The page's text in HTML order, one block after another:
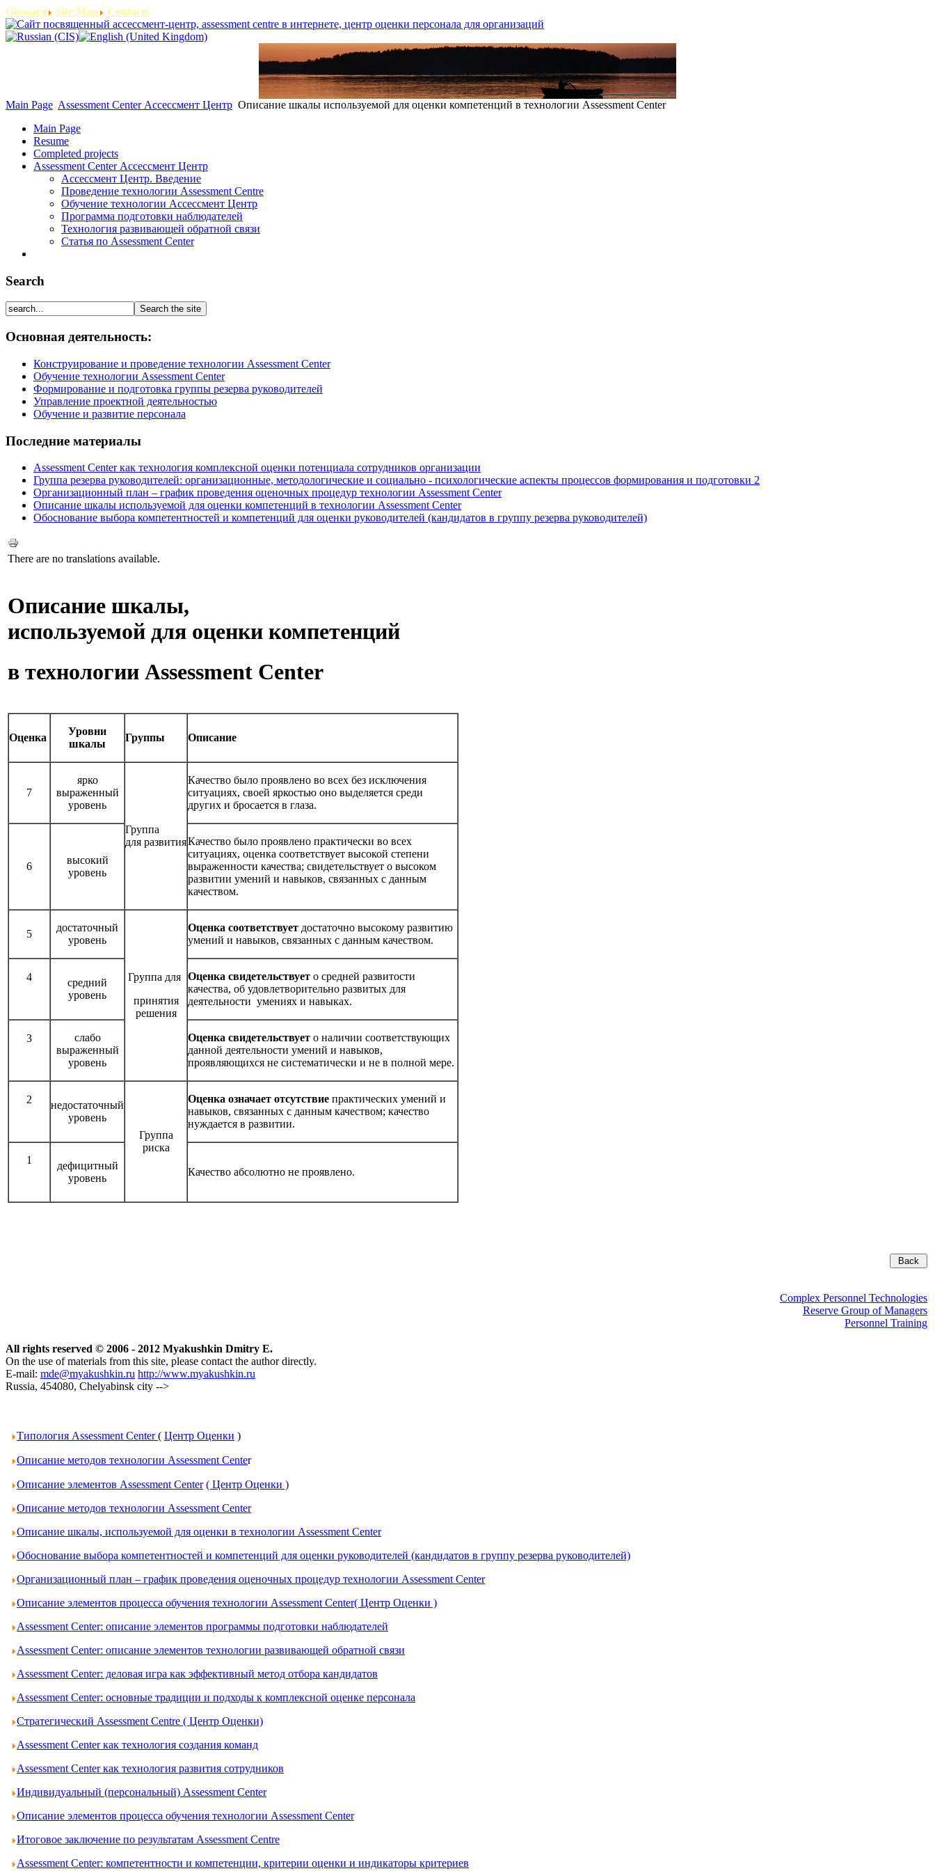
Glossary Site Map Contacts
Main Page Assessment Center Ассессмент Центр Описание шкалы используемой для оценки компетенций в технологии Assessment Center
Main Page
Resume
Completed projects
Assessment Center Ассессмент Центр
Ассессмент Центр. Введение
Проведение технологии Assessment Centre
Обучение технологии Ассессмент Центр
Программа подготовки наблюдателей
Технология развивающей обратной связи
Статья по Assessment Center
Search
Основная деятельность:
Конструирование и проведение технологии Assessment Center
Обучение технологии Assessment Center
Формирование и подготовка группы резерва руководителей
Управление проектной деятельностью
Обучение и развитие персонала
Последние материалы
Assessment Center как технология комплексной оценки потенциала сотрудников организации
Группа резерва руководителей: организационные, методологические и социально - психологические аспекты процессов формирования и подготовки 2
Организационный план – график проведения оценочных процедур технологии Assessment Center
Описание шкалы используемой для оценки компетенций в технологии Assessment Center
Обоснование выбора компетентностей и компетенций для оценки руководителей (кандидатов в группу резерва руководителей)
There are no translations available.
Описание шкалы,
используемой для оценки компетенций
в технологии Assessment Center
Оценка
Уровни
шкалы
Группы Описание
7
ярко
выраженный
уровень
Группа
для развития
Качество было проявлено во всех без исключения
ситуациях, своей яркостью оно выделяется среди
других и бросается в глаза.
6
высокий
уровень
Качество было проявлено практически во всех
ситуациях, оценка соответствует высокой степени
выраженности качества; свидетельствует о высоком
развитии умений и навыков, связанных с данным
качеством.
5
достаточный
уровень
Группа для
принятия
решения
Оценка соответствует достаточно высокому развитию
умений и навыков, связанных с данным качеством.
4
средний
уровень
Оценка свидетельствует о средней развитости
качества, об удовлетворительно развитых для
деятельности умениях и навыках.
3
слабо
выраженный
уровень
Оценка свидетельствует о наличии соответствующих
данной деятельности умений и навыков,
проявляющихся не систематически и не в полной мере.
2
недостаточный
уровень
Группа
риска
Оценка означает отсутствие практических умений и
навыков, связанных с данным качеством; качество
нуждается в развитии.
1
дефицитный
уровень
Качество абсолютно не проявлено.
Complex Personnel Technologies
Reserve Group of Managers
Personnel Training
All rights reserved © 2006 - 2012 Myakushkin Dmitry E.
On the use of materials from this site, please contact the author directly.
E-mail: mde@myakushkin.ru http://www.myakushkin.ru
Russia, 454080, Chelyabinsk city -->
Типология Assessment Center( Центр Оценки )
Описание методов технологии Assessment Center
Описание элементов Assessment Center ( Центр Оценки )
Описание методов технологии Assessment Center
Описание шкалы, используемой для оценки в технологии Assessment Center
Обоснование выбора компетентностей и компетенций для оценки руководителей (кандидатов в группу резерва руководителей)
Организационный план – график проведения оценочных процедур технологии Assessment Center
Описание элементов процесса обучения технологии Assessment Center( Центр Оценки )
Assessment Center: описание элементов программы подготовки наблюдателей
Assessment Center: описание элементов технологии развивающей обратной связи
Assessment Center: деловая игра как эффективный метод отбора кандидатов
Assessment Center: основные традиции и подходы к комплексной оценке персонала
Стратегический Assessment Centre ( Центр Оценки)
Assessment Center как технология создания команд
Assessment Center как технология развития сотрудников
Индивидуальный (персональный) Assessment Center
Описание элементов процесса обучения технологии Assessment Center
Итоговое заключение по результатам Assessment Centre
Assessment Center: компетентности и компетенции, критерии оценки и индикаторы критериев